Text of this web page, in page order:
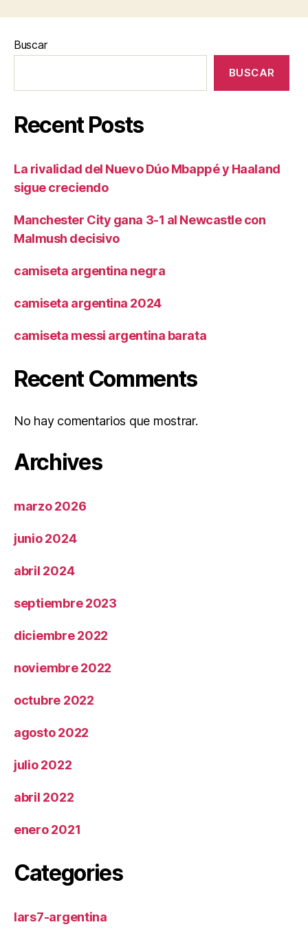
Buscar
BUSCAR
Recent Posts
La rivalidad del Nuevo Dúo Mbappé y Haaland
sigue creciendo
Manchester City gana 3-1 al Newcastle con
Malmush decisivo
camiseta argentina negra
camiseta argentina 2024
camiseta messi argentina barata
Recent Comments
No hay comentarios que mostrar.
Archives
marzo 2026
junio 2024
abril 2024
septiembre 2023
diciembre 2022
noviembre 2022
octubre 2022
agosto 2022
julio 2022
abril 2022
enero 2021
Categories
lars7-argentina